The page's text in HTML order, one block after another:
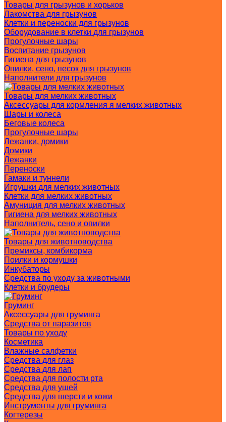
Товары для грызунов и хорьков
Лакомства для грызунов
Клетки и переноски для грызунов
Оборудование в клетки для грызунов
Прогулочные шары
Воспитание грызунов
Гигиена для грызунов
Опилки, сено, песок для грызунов
Наполнители для грызунов
Товары для мелких животных
Аксессуары для кормления я мелких животных
Шары и колеса
Беговые колеса
Прогулочные шары
Лежанки, домики
Домики
Лежанки
Переноски
Гамаки и туннели
Игрушки для мелких животных
Клетки для мелких животных
Амуниция для мелких животных
Гигиена для мелких животных
Наполнитель, сено и опилки
Товары для животноводства
Премиксы, комбикорма
Поилки и кормушки
Инкубаторы
Средства по уходу за животными
Клетки и брудеры
Груминг
Аксессуары для груминга
Средства от паразитов
Товары по уходу
Косметика
Влажные салфетки
Средства для глаз
Средства для лап
Средства для полости рта
Средства для ушей
Средства для шерсти и кожи
Инструменты для груминга
Когтерезы